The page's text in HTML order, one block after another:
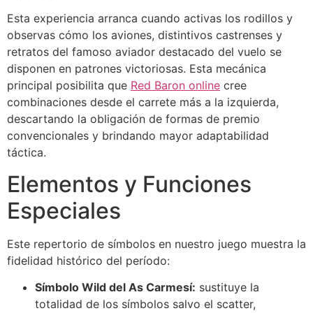
Esta experiencia arranca cuando activas los rodillos y
observas cómo los aviones, distintivos castrenses y
retratos del famoso aviador destacado del vuelo se
disponen en patrones victoriosas. Esta mecánica
principal posibilita que Red Baron online cree
combinaciones desde el carrete más a la izquierda,
descartando la obligación de formas de premio
convencionales y brindando mayor adaptabilidad
táctica.
Elementos y Funciones
Especiales
Este repertorio de símbolos en nuestro juego muestra la
fidelidad histórico del período:
Símbolo Wild del As Carmesí: sustituye la
totalidad de los símbolos salvo el scatter,